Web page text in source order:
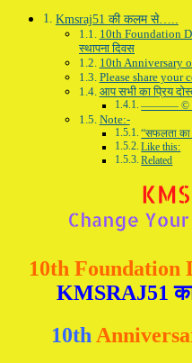
Kmsraj51 की कलम से…..
10th Foundation
स्थापना दिवस
10th Anniversary
Please share your
आप सभी का प्रिय
———– ©
Note:-
“सफलता
Like this:
Related
10th Foundation
KMSRAJ51 का
10th